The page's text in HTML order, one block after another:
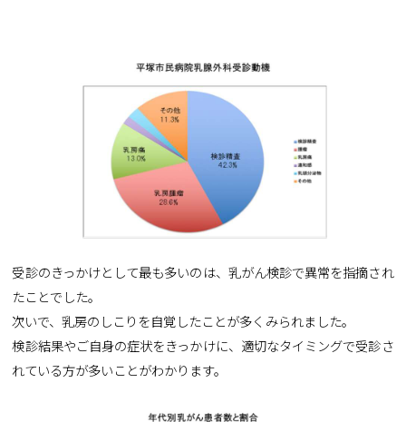
受診のきっかけとして最も多いのは、乳がん検診で異常を指摘され
たことでした。
次いで、乳房のしこりを自覚したことが多くみられました。
検診結果やご自身の症状をきっかけに、適切なタイミングで受診さ
れている方が多いことがわかります。